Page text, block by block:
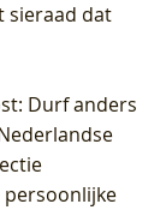
sieraad dat
: Durf anders